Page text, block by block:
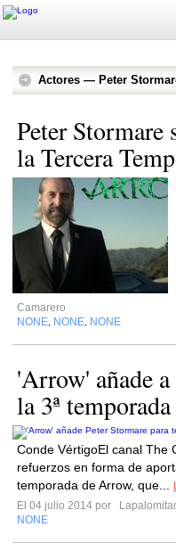
Actores — Peter
Peter Stormare
la Tercera
Camarero
NONE NONE NONE
'Arrow' añade
la 3ª temporada
Conde VértigoEl canal The
refuerzos en forma de
temporada de Arrow, que...
El 04 julio 2014 por
NONE